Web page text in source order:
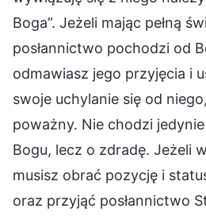
Boga”. Jeżeli mając pełną
posłannictwo pochodzi od
odmawiasz jego przyjęcia i
swoje uchylanie się od
poważny. Nie chodzi
Bogu, lecz o zdradę. Jeżeli
musisz obrać pozycję i
oraz przyjąć posłannictwo